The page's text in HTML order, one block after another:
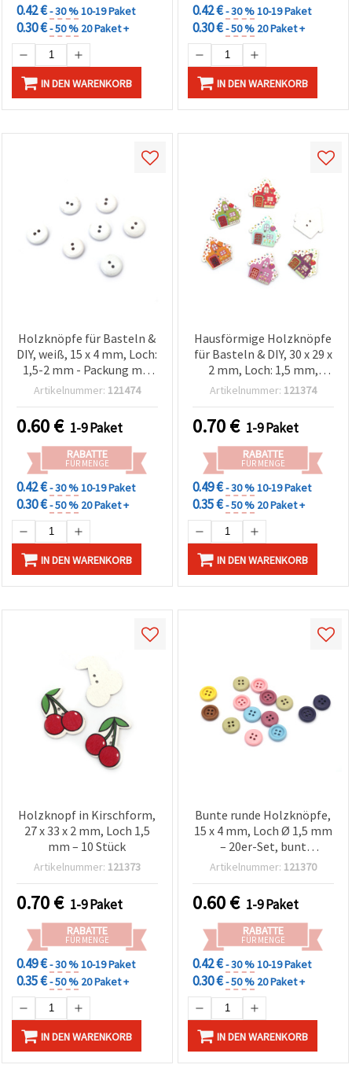
0.42 €- 30 %10-19 Paket
0.30 €- 50 % 20 Paket +
IN DEN WARENKORB
0.42 €- 30 %10-19 Paket
0.30 €- 50 % 20 Paket +
IN DEN WARENKORB
Holzknöpfe für Basteln &
DIY, weiß, 15 x 4 mm, Loch:
1,5-2 mm - Packung mit
20 Stück
Artikelnummer: 121474
0.60€ 1-9 Paket
RABATTE
FÜR MENGE
0.42 €- 30 %10-19 Paket
0.30 €- 50 % 20 Paket +
IN DEN WARENKORB
Hausförmige Holzknöpfe
für Basteln & DIY, 30 x 29 x
2 mm, Loch: 1,5 mm,
gemischte Farben – 10
Artikelnummer: 121374
0.70€ 1-9 Paket
RABATTE
FÜR MENGE
0.49 €- 30 %10-19 Paket
0.35 €- 50 % 20 Paket +
IN DEN WARENKORB
Holzknopf in Kirschform,
27 x 33 x 2 mm, Loch 1,5
mm – 10 Stück
Artikelnummer: 121373
0.70€ 1-9 Paket
RABATTE
FÜR MENGE
0.49 €- 30 %10-19 Paket
0.35 €- 50 % 20 Paket +
IN DEN WARENKORB
Bunte runde Holzknöpfe,
15 x 4 mm, Loch Ø 1,5 mm
– 20er-Set, bunt
gemischt, für Nähen,
kreative DIY-
Bastelprojekte
Artikelnummer: 121370
0.60€ 1-9 Paket
RABATTE
FÜR MENGE
0.42 €- 30 %10-19 Paket
0.30 €- 50 % 20 Paket +
IN DEN WARENKORB